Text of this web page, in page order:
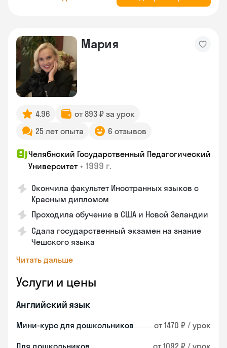
Мария
4.96
от 893 ₽ за урок
25 лет опыта
6 отзывов
Челябнский Государственный Педагогический
Университет • 1999 г.
Окончила факультет Иностранных языков с
Красным дипломом
Проходила обучение в США и Новой Зеландии
Сдала государственный экзамен на знание
Чешского языка
Читать дальше
Услуги и цены
Английский язык
Мини-курс для дошкольников от 1470 ₽ / урок
Для дошкольников от 1092 ₽ / урок